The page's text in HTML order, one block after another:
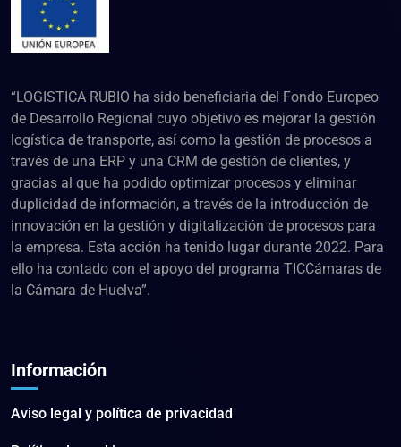
“LOGISTICA RUBIO ha sido beneficiaria del Fondo Europeo
de Desarrollo Regional cuyo objetivo es mejorar la gestión
logística de transporte, así como la gestión de procesos a
través de una ERP y una CRM de gestión de clientes, y
gracias al que ha podido optimizar procesos y eliminar
duplicidad de información, a través de la introducción de
innovación en la gestión y digitalización de procesos para
la empresa. Esta acción ha tenido lugar durante 2022. Para
ello ha contado con el apoyo del programa TICCámaras de
la Cámara de Huelva”.
Información
Aviso legal y política de privacidad